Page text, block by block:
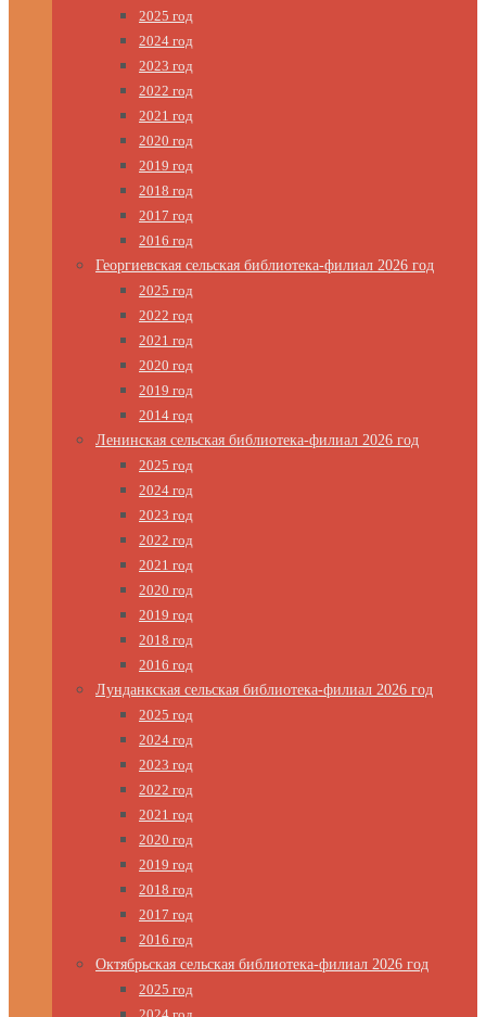
2025 год
2024 год
2023 год
2022 год
2021 год
2020 год
2019 год
2018 год
2017 год
2016 год
Георгиевская сельская библиотека-филиал 2026 год
2025 год
2022 год
2021 год
2020 год
2019 год
2014 год
Ленинская сельская библиотека-филиал 2026 год
2025 год
2024 год
2023 год
2022 год
2021 год
2020 год
2019 год
2018 год
2016 год
Лунданкская сельская библиотека-филиал 2026 год
2025 год
2024 год
2023 год
2022 год
2021 год
2020 год
2019 год
2018 год
2017 год
2016 год
Октябрьская сельская библиотека-филиал 2026 год
2025 год